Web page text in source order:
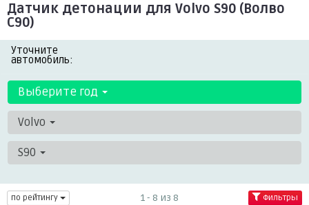
Датчик детонации для Volvo S90 (Волво
С90)
Уточните
автомобиль:
Выберите год
Volvo
S90
по рейтингу 1 - 8 из 8 Фильтры